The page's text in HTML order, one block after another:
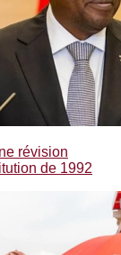
révision
de 1992